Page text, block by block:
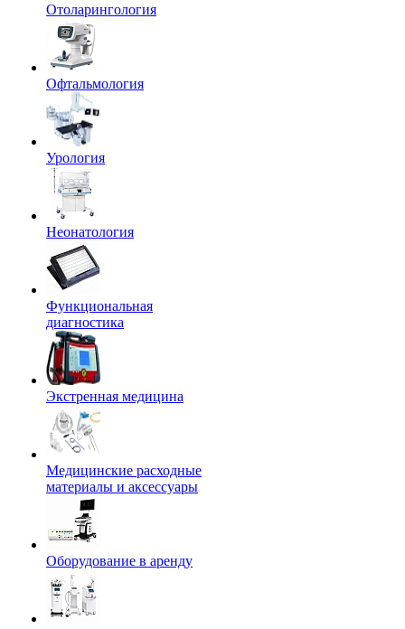
Отоларингология
Офтальмология
Урология
Неонатология
Функциональная
диагностика
Экстренная медицина
Медицинские расходные
материалы и аксессуары
Оборудование в аренду